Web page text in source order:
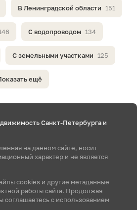
В Ленинградской области 151
С водопроводом 134
С земельными участками 125
ещё
Санкт-Петербурга и
на данном сайте, носит
характер и не является
cookies и другие метаданные
работы сайта. Продолжая
соглашаетесь с использованием